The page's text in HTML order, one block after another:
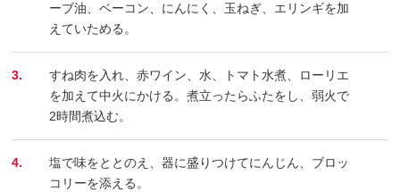
ーブ油、ベーコン、にんにく、玉ねぎ、エリンギを加
えていためる。
3.
すね肉を入れ、赤ワイン、水、トマト水煮、ローリエ
を加えて中火にかける。煮立ったらふたをし、弱火で
2時間煮込む。
4.
塩で味をととのえ、器に盛りつけてにんじん、ブロッ
コリーを添える。